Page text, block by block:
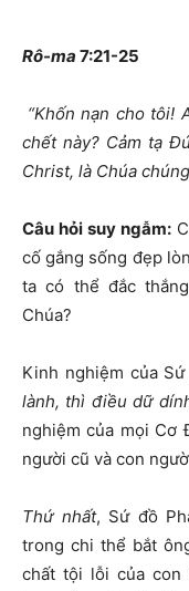
Rô-ma 7:21-25
“Khốn nạn cho tôi!
chết này? Cảm tạ
Christ, là Chúa
Câu hỏi suy ngẫm:
cố gắng sống đẹp
ta có thể đắc
Chúa?
Kinh nghiệm của
lành, thì điều dữ
nghiệm của mọi Cơ
người cũ và con
Thứ nhất, Sứ đồ
trong chi thể bắt
chất tội lỗi của con